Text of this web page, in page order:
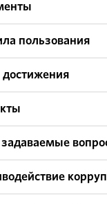
пользования
задаваемые